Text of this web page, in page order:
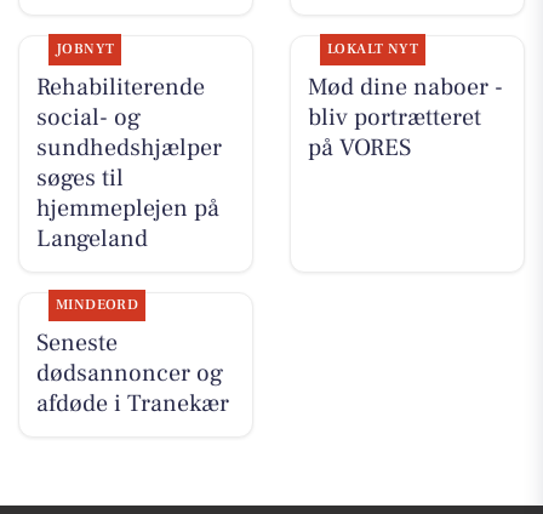
JOBNYT
Rehabiliterende
social- og
sundhedshjælper
søges til
hjemmeplejen på
Langeland
LOKALT NYT
Mød dine naboer -
bliv portrætteret
på VORES
MINDEORD
Seneste
dødsannoncer og
afdøde i Tranekær